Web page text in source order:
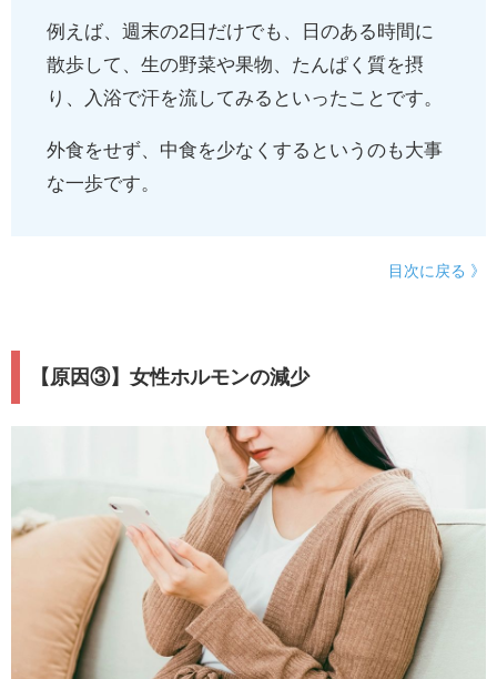
例えば、週末の2日だけでも、日のある時間に
散歩して、生の野菜や果物、たんぱく質を摂
り、入浴で汗を流してみるといったことです。
外食をせず、中食を少なくするというのも大事
な一歩です。
目次に戻る 》
【原因③】女性ホルモンの減少